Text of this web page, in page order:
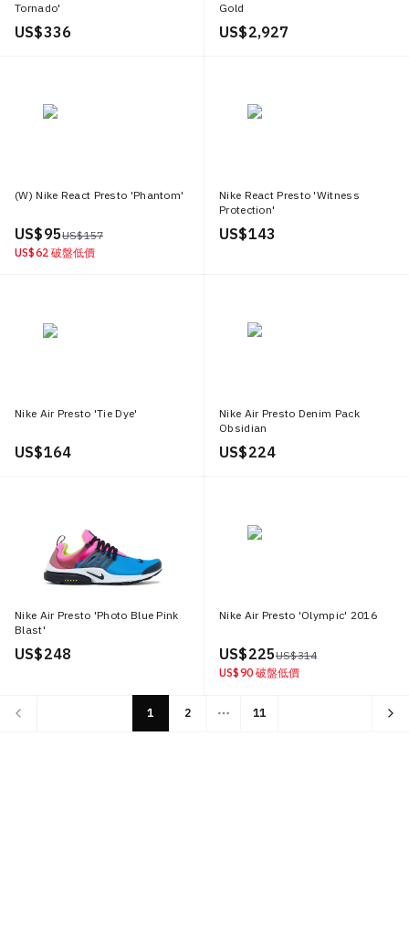
Tornado'
US$ 336
Gold
US$ 2,927
(W) Nike React Presto 'Phantom'
US$ 95US$ 157
US$ 62 破盤低價
Nike React Presto 'Witness
Protection'
US$ 143
Nike Air Presto 'Tie Dye'
US$ 164
Nike Air Presto Denim Pack
Obsidian
US$ 224
Nike Air Presto 'Photo Blue Pink
Blast'
US$ 248
Nike Air Presto 'Olympic' 2016
US$ 225US$ 314
US$ 90 破盤低價
1 2
More pages
11